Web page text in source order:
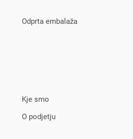
Odprta embalaža
Kje smo
O podjetju